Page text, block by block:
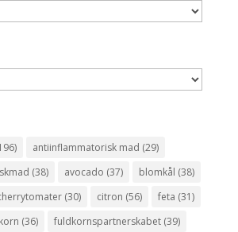
antiinflammatorisk mad (29)
(38) avocado (37) blomkål (38)
(30) citron (56) feta (31)
(36) fuldkornspartnerskabet(39)